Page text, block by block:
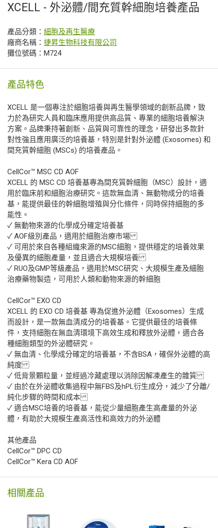
XCELL - 外泌體/間充質幹細胞培養產品
產品分類： 細胞及再生醫療
廠商名稱： 捷昇生物科技有限公司
攤位號碼：M724
產品特色
XCELL 是一個專注於細胞培養與再生醫學領域的創新品牌，致
力於為研究人員和臨床應用提供高品質、專業的細胞培養解決
方案。品牌秉持著創新、品質與可靠性的理念，研發出多款針
對性強且應用廣泛的培養基，特別是針對外泌體 (Exosomes) 和
間充質幹細胞 (MSCs) 的培養產品。
CellCor™ MSC CD AOF
XCELL 的 MSC CD 培養基專為間充質幹細胞（MSC）設計，適
用於臨床前和細胞治療研究。這款無血清、無動物成分的培養
基，能提供最佳的幹細胞增殖與分化條件，同時保持細胞的多
能性。
✓ 無動物來源的化學成分確定培養基
✓ AOF級別產品，適用於細胞治療市場
✓ 可用於來自各種組織來源的MSC細胞，提供穩定的培養效果
及優異的細胞產量，並且適合大規模培養
✓ RUO及GMP等級產品，適用於MSC研究、大規模生產及細胞
治療藥物製造，可用於人類和動物來源的幹細胞
CellCor™ EXO CD
XCELL 的 EXO CD 培養基 專為促進外泌體（Exosomes）生成
而設計，是一款無血清成分的培養基。它提供最佳的培養條
件，支持細胞在無血清環境下高效生成和釋放外泌體，適合各
種細胞類型的外泌體研究。
✓ 無血清、化學成分確定的培養基，不含BSA，確保外泌體的高
純度
✓ 低背景顆粒量，並經過冷藏處理以消除因解凍產生的雜質
✓ 由於在外泌體收集過程中無FBS及hPL衍生成分，減少了分離/
純化步驟的時間和成本
✓ 適合MSC培養的培養基，能從少量細胞產生高產量的外泌
體，有助於大規模生產高活性和高效力的外泌體
其他產品
CellCor™ DPC CD
CellCor™ Kera CD AOF
相關產品